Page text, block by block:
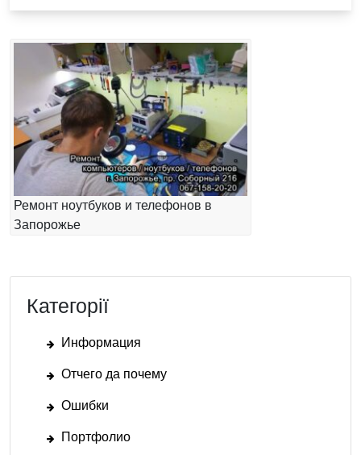
Ремонт ноутбуков и телефонов в
Запорожье
Категорії
Информация
Отчего да почему
Ошибки
Портфолио